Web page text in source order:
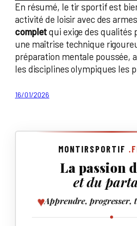
En résumé, le tir sportif est
activité de loisir avec des
completqui exige des qualités
une maîtrise technique
préparation mentale poussée,
les disciplines olympiques les
16/01/2026
MONTIRSPORTIF
La passion
et du
♥Apprendre, progresser,